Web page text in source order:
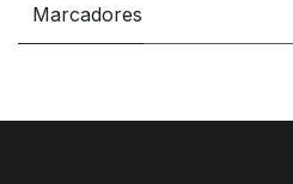
Marcadores